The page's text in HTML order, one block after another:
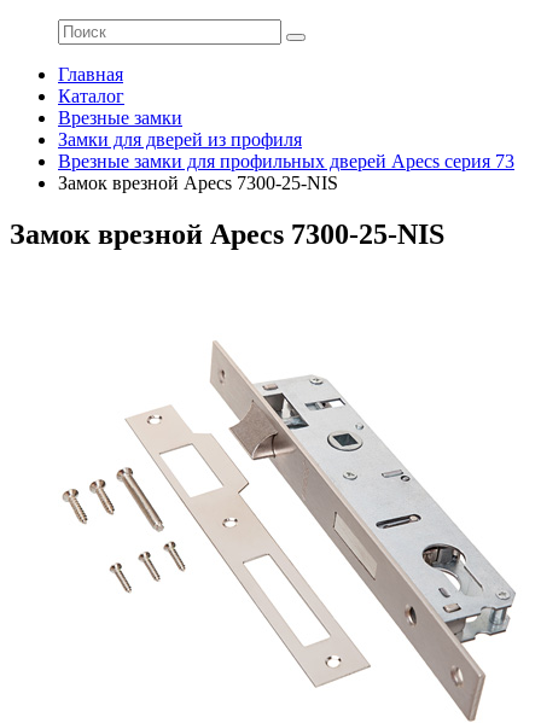
Главная
Каталог
Врезные замки
Замки для дверей из профиля
Врезные замки для профильных дверей Apecs серия 73
Замок врезной Apecs 7300-25-NIS
Замок врезной Apecs 7300-25-NIS